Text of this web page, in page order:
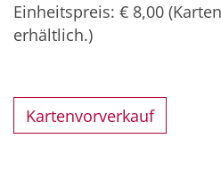
Einheitspreis: € 8,00
erhältlich.)
Kartenvorverkauf